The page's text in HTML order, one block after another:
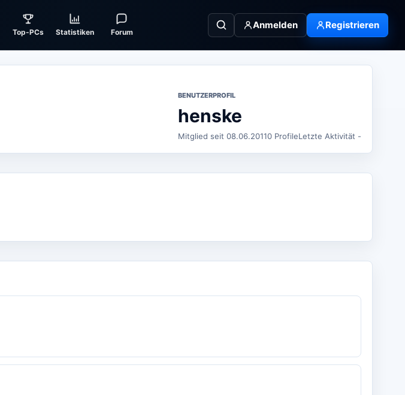
Top-PCs Statistiken Forum
Anmelden Registrieren
BENUTZERPROFIL
henske
Mitglied seit 08.06.20110 ProfileLetzte Aktivität -